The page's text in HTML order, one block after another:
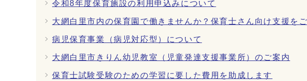
令和8年度保育施設の利用申込みについて
大網白里市内の保育園で働きませんか？保育士さん向け支援をご
病児保育事業（病児対応型）について
大網白里市きりん幼児教室（児童発達支援事業所）のご案内
保育士試験受験のための学習に要した費用を助成します